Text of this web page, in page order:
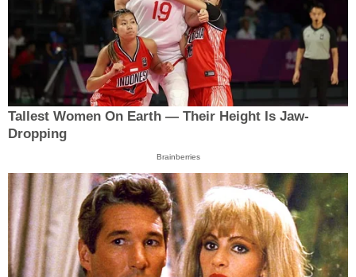
Tallest Women On Earth — Their Height Is Jaw-
Dropping
Brainberries